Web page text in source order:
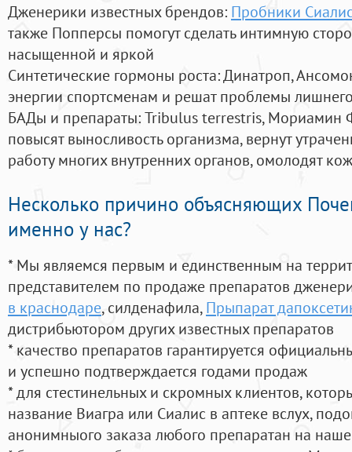
Дженерики известных брендов: Пробники
также Попперсы помогут сделать интимную
насыщенной и яркой
Синтетические гормоны роста: Динатроп,
энергии спортсменам и решат проблемы
БАДы и препараты:Tribulus terrestris, Мориамин
повысят выносливость организма, вернут
работу многих внутренних органов, омолодят
Несколько причино объясняющих
именно у нас?
* Мы являемся первым и единственным на
представителем по продаже препаратов
в краснодаре, силденафила, Прыпарат
дистрибьютором других известных препаратов
* качество препаратов гарантируется
и успешно подтверждается годами продаж
* для стестинельных и скромных клиентов,
название Виагра или Сиалис в аптеке вслух,
анонимныого заказа любого препаратан на